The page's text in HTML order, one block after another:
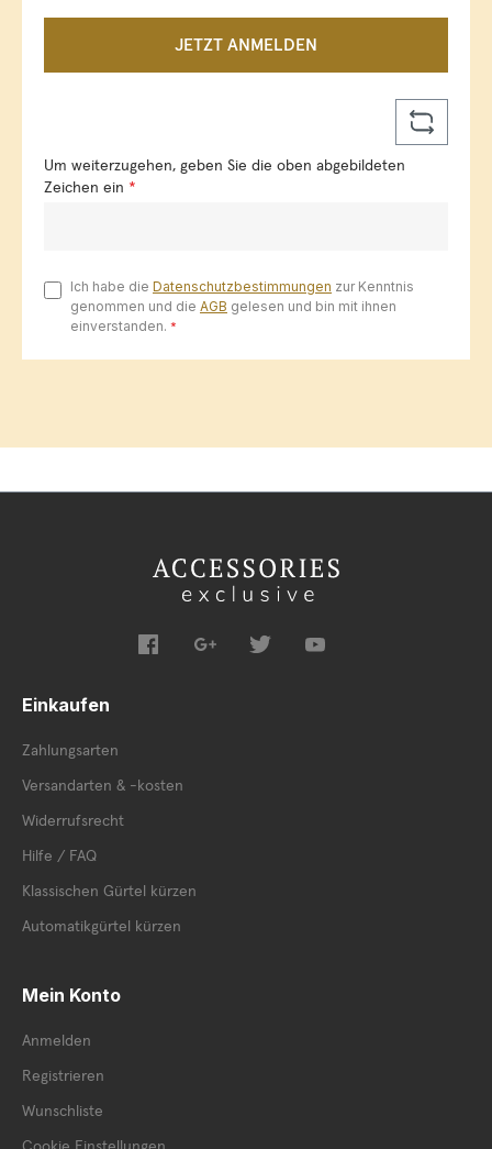
JETZT ANMELDEN
Um weiterzugehen, geben Sie die oben abgebildeten
Zeichen ein *
Ich habe die Datenschutzbestimmungen zur Kenntnis
genommen und die AGB gelesen und bin mit ihnen
einverstanden. *
Einkaufen
Zahlungsarten
Versandarten & -kosten
Widerrufsrecht
Hilfe / FAQ
Klassischen Gürtel kürzen
Automatikgürtel kürzen
Mein Konto
Anmelden
Registrieren
Wunschliste